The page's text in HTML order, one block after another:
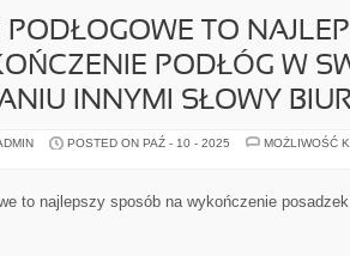
PODŁOGOWE TO
PODŁÓG W
INNYMI SŁOWY
POSTED ON PAŹ - 10 - 2025
MOŻLIWOŚĆ
to najlepszy sposób na wykończenie